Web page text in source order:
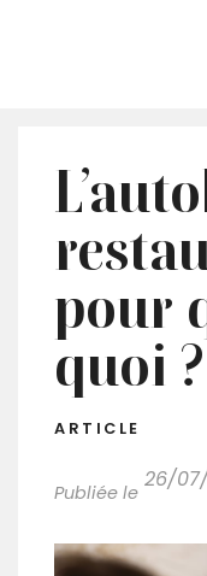
pour
quoi ?
ARTICLE
Publiée le
26/